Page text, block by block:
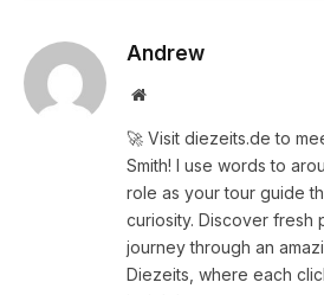
Andrew
Website
🚀 Visit diezeits.de to
Smith! I use words to
role as your tour guide
curiosity. Discover fresh
journey through an
Diezeits, where each